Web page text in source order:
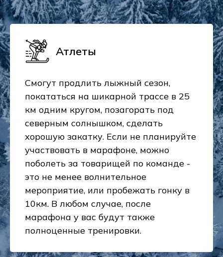
Атлеты
Смогут продлить лыжный сезон,
покататься на шикарной трассе в 25
км одним кругом, позагорать под
северным солнышком, сделать
хорошую закатку. Если не планируйте
участвовать в марафоне, можно
поболеть за товарищей по команде -
это не менее волнительное
мероприятие, или пробежать гонку в
10км. В любом случае, после
марафона у вас будут также
полноценные тренировки.